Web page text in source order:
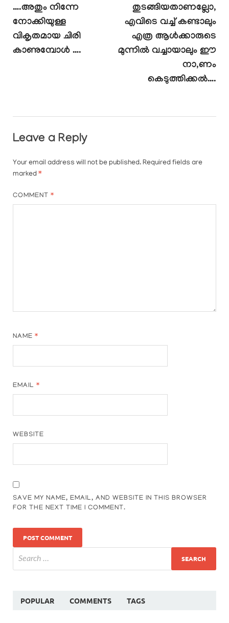
….അതും നിന്നേ
നോക്കിയുള്ള
വികൃതമായ ചിരി
കാണുമ്പോൾ ….
തുടങ്ങിയതാണല്ലോ,
എവിടെ വച്ച് കണ്ടാലും
എത്ര ആൾക്കാരുടെ
മുന്നിൽ വച്ചായാലും ഈ
നാ,ണം
കെടുത്തിക്കൽ….
Leave a Reply
Your email address will not be published. Required fields are
marked *
COMMENT*
NAME*
EMAIL*
WEBSITE
SAVE MY NAME, EMAIL, AND WEBSITE IN THIS BROWSER
FOR THE NEXT TIME I COMMENT.
POPULAR COMMENTS TAGS